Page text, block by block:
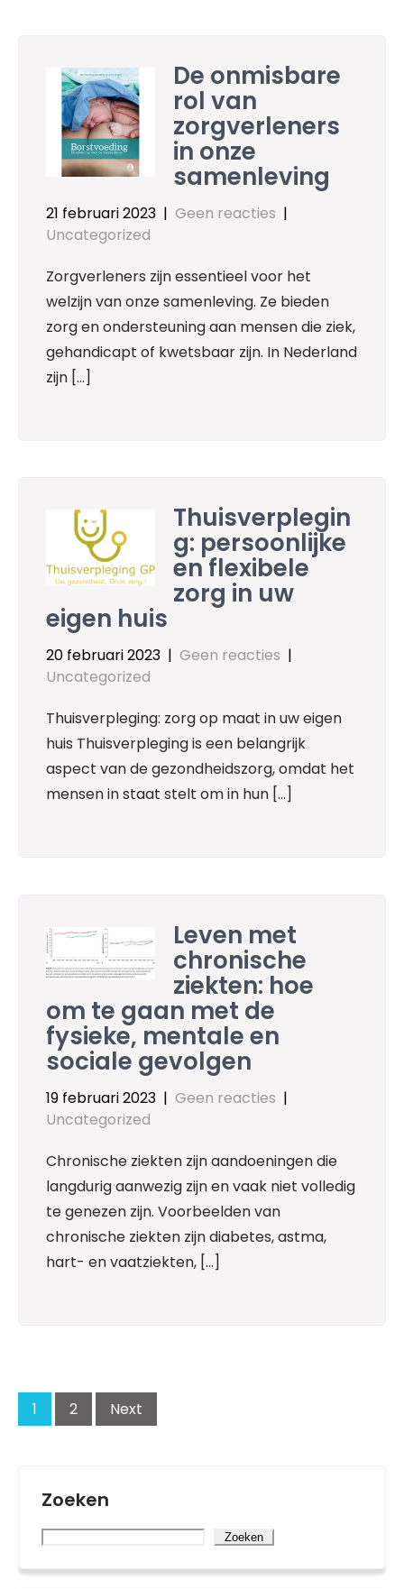
De onmisbare
rol van
zorgverleners
in onze
samenleving
21 februari 2023 | Geen reacties |
Uncategorized
Zorgverleners zijn essentieel voor het
welzijn van onze samenleving. Ze bieden
zorg en ondersteuning aan mensen die ziek,
gehandicapt of kwetsbaar zijn. In Nederland
zijn […]
Thuisverplegin
g: persoonlijke
en flexibele
zorg in uw
eigen huis
20 februari 2023 | Geen reacties |
Uncategorized
Thuisverpleging: zorg op maat in uw eigen
huis Thuisverpleging is een belangrijk
aspect van de gezondheidszorg, omdat het
mensen in staat stelt om in hun […]
Leven met
chronische
ziekten: hoe
om te gaan met de
fysieke, mentale en
sociale gevolgen
19 februari 2023 | Geen reacties |
Uncategorized
Chronische ziekten zijn aandoeningen die
langdurig aanwezig zijn en vaak niet volledig
te genezen zijn. Voorbeelden van
chronische ziekten zijn diabetes, astma,
hart- en vaatziekten, […]
navigation
1 2 Next
Zoeken
Zoeken